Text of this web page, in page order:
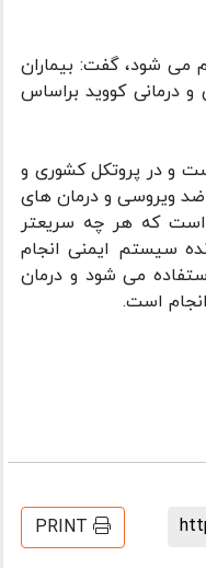
شود، گفت: بیماران
کووید براساس
و در پروتکل کشوری و
ویروسی و درمان های
که هر چه سریعتر
سیستم ایمنی انجام
می شود و درمان
است.
PRINT